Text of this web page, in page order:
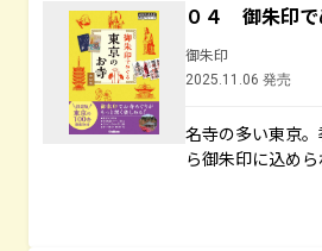
０４ 御朱印
御朱印
2025.11.06 発売
名寺の多い東京
ら御朱印に込めら